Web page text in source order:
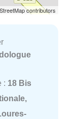
contributors
: 18 Bis